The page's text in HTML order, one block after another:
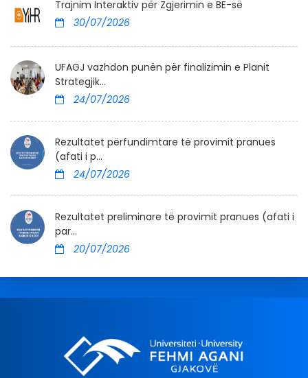
Trajnim Interaktiv për Zgjerimin e BE-së
30/07/2026
UFAGJ vazhdon punën për finalizimin e Planit
Strategjik...
24/07/2026
Rezultatet përfundimtare të provimit pranues
(afati i p...
24/07/2026
Rezultatet preliminare të provimit pranues (afati i
par...
20/07/2026